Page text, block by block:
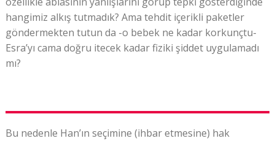
hangimiz alkış tutmadık? Ama tehdit içerikli paketler
göndermekten tutun da -o bebek ne kadar korkunçtu-
Esra’yı cama doğru itecek kadar fiziki şiddet uygulamadı
mı?
Bu nedenle Han’ın seçimine (ihbar etmesine) hak